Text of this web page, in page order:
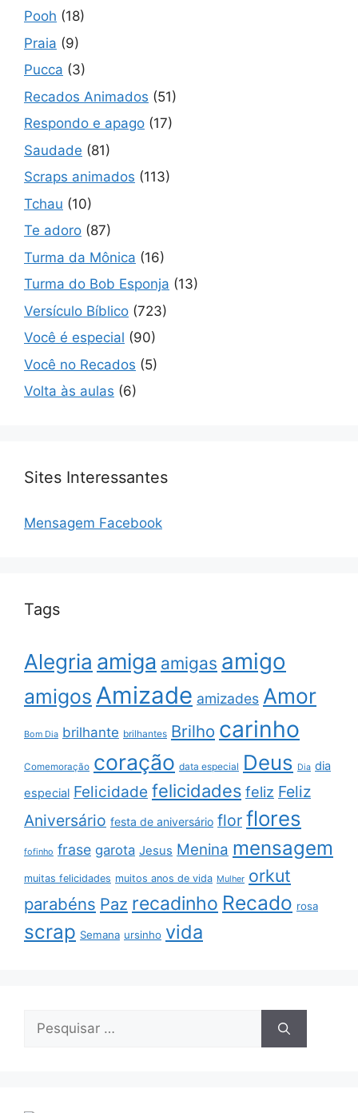
Pooh (18)
Praia (9)
Pucca (3)
Recados Animados (51)
Respondo e apago (17)
Saudade (81)
Scraps animados (113)
Tchau (10)
Te adoro (87)
Turma da Mônica (16)
Turma do Bob Esponja (13)
Versículo Bíblico (723)
Você é especial (90)
Você no Recados (5)
Volta às aulas (6)
Sites Interessantes
Mensagem Facebook
Tags
Alegria amiga amigas amigo
amigos Amizade amizades Amor
Bom Dia brilhante brilhantes Brilho carinho
Comemoração coração data especial Deus Dia dia
especial Felicidade felicidades feliz Feliz
Aniversário festa de aniversário flor flores
fofinho frase garota Jesus Menina mensagem
muitas felicidades muitos anos de vida Mulher orkut
parabéns Paz recadinho Recado rosa
scrap Semana ursinho vida
Pesquisar